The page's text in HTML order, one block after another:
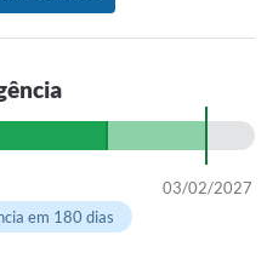
03/02/2027
em 180 dias